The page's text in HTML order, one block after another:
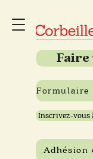
Faire
Inscrivez-
Adhésion